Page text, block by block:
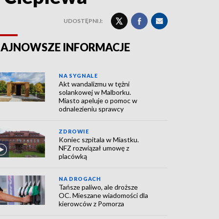
UDOSTĘPNIJ:
INFORMACJE
NA SYGNALE
Akt wandalizmu w tężni
solankowej w Malborku.
Miasto apeluje o pomoc w
odnalezieniu sprawcy
ZDROWIE
Koniec szpitala w Miastku.
NFZ rozwiązał umowę z
placówką
NA DROGACH
Tańsze paliwo, ale droższe
OC. Mieszane wiadomości dla
kierowców z Pomorza